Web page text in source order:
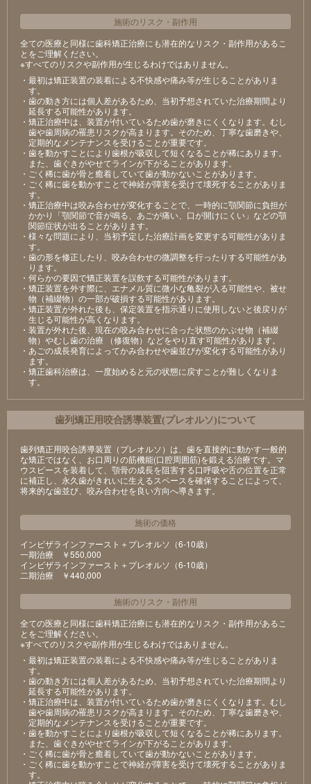
施術のリスク ・ 副作用
全ての医療と同様に歯科矯正治療にも潜在的なリスク・副作用があるこ
とをご理解ください。
※すべてのリスクや副作用が生じるわけではありません。
・最初は矯正装置の装着による不快感や痛み等が生じることがありま
す。
・歯の動き方には個人差があるため、当初予想されていた治療期間より
延長する可能性があります。
・矯正治療中は、装置が付いているため歯が磨きにくくなります。むし
歯や歯周病の罹患リスクが高まります。そのため、丁寧な歯磨きや、
定期的なメンテナンスを受けることが重要です。
・歯を動かすことにより歯根が吸収して短くなることが稀にあります。
また、歯ぐきがやせてラインが下がることがあります。
・ごく稀に歯が骨と癒着していて歯が動かないことがあります。
・ごく稀に歯を動かすことで神経が障害を受けて壊死することがありま
す。
・矯正治療中は咬み合わせが変化することで、一時的に顎関節に負担が
かかり「顎関節で音が鳴る、あごが痛い、口が開けにくい」などの顎
関節症状が出ることがあります。
・様々な問題により、当初予定した治療計画を変更する可能性がありま
す。
・歯の形を修正したり、咬み合わせの微調整を行ったりする可能性があ
ります。
・何らかの要因で矯正装置を誤飲する可能性があります。
・矯正装置を外す際に、エナメル質に微小な亀裂が入る可能性や、被せ
物（補綴物）の一部が破損する可能性があります。
・矯正装置が外れた後も、保定装置を指示通りに使用しないと後戻りが
生じる可能性が高くなります。
・装置が外れた後、現在の咬み合わせに合った状態のかぶせ物（補綴
物）やむし歯の治療 （修復物）などをやり直す可能性があります。
・あごの成長発育によってかみ合わせや歯並びが変化する可能性があり
ます。
・矯正歯科治療は、一度始めると元の状態に戻すことが難しくなりま
す。
⻭列矯正⽤咬合誘導装置(プレオルソ)について
歯列矯正用咬合誘導装置（プレオルソ）は、歯を直接的に動かす一般的
な矯正ではなく、お口周りの筋機能(口腔周囲筋)を鍛える治療です。マ
ウスピースを装着して、顎骨の成長を阻害する口呼吸や舌の位置を正常
に補正し、永久歯がきれいに生えるスペースを確保することによって、
将来的な歯並び、咬み合わせを良い方向へ導きます。
施術の価格
インビザラインファースト＋プレオルソ（6-10歳）
⼀期治療 ￥550,000
インビザラインファースト＋プレオルソ（6-10歳）
⼆期治療 ￥440,000
施術のリスク ・ 副作用
全ての医療と同様に歯科矯正治療にも潜在的なリスク・副作用があるこ
とをご理解ください。
※すべてのリスクや副作用が生じるわけではありません。
・最初は矯正装置の装着による不快感や痛み等が⽣じることがありま
す。
・⻭の動き⽅には個⼈差があるため、当初予想されていた治療期間より
延⻑する可能性があります。
・矯正治療中は、装置が付いているため⻭が磨きにくくなります。むし
⻭や⻭周病の罹患リスクが⾼まります。そのため、丁寧な⻭磨きや、
定期的なメンテナンスを受けることが重要です。
・⻭を動かすことにより⻭根が吸収して短くなることが稀にあります。
また、⻭ぐきがやせてラインが下がることがあります。
・ごく稀に⻭が⾻と癒着していて⻭が動かないことがあります。
・ごく稀に⻭を動かすことで神経が障害を受けて壊死することがありま
す。